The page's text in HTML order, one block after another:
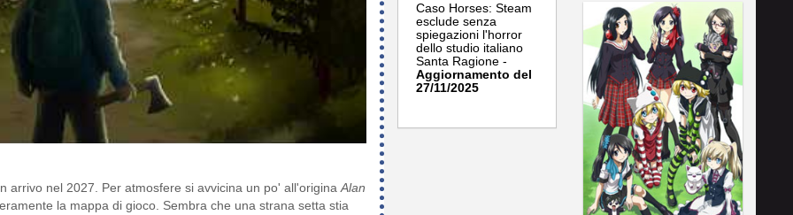
nel 2027. Per atmosfere si avvicina un po' all'origina Alan
la mappa di gioco. Sembra che una strana setta stia
Caso Horses: Steam
esclude senza
spiegazioni l'horror
dello studio italiano
Santa Ragione -
Aggiornamento del
27/11/2025